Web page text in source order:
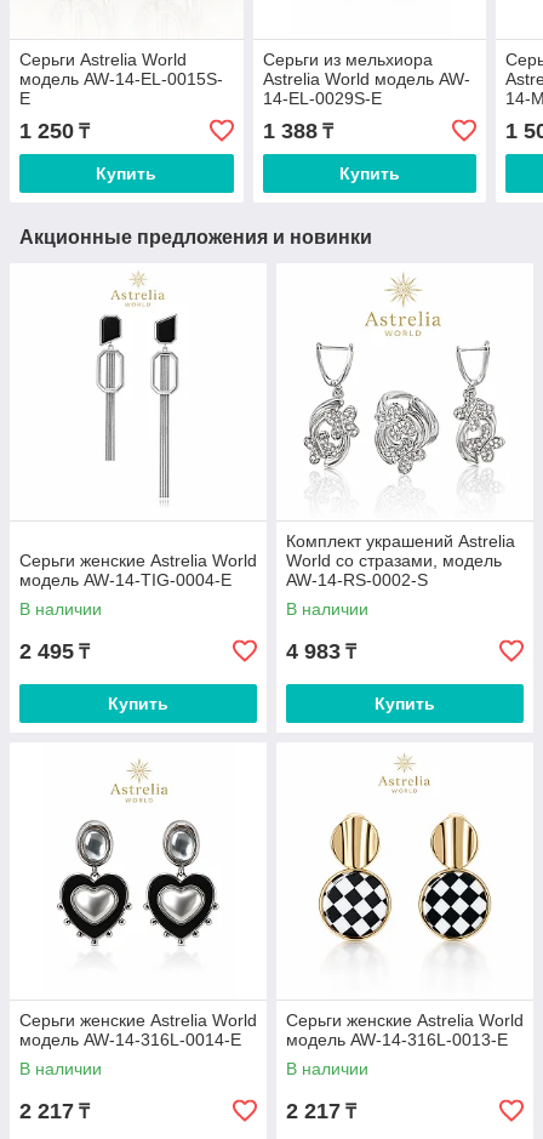
Серьги Astrelia World
модель AW-14-EL-0015S-
E
1 250 ₸
Купить
Серьги из мельхиора
Astrelia World модель AW-
14-EL-0029S-E
1 388₸
Купить
14-
1
Акционные предложения и новинки
Серьги женские Astrelia World
модель AW-14-TIG-0004-E
В наличии
2 495 ₸
Купить
Комплект украшений Astrelia
World со стразами, модель
AW-14-RS-0002-S
В наличии
4 983 ₸
Купить
Серьги женские Astrelia World
модель AW-14-316L-0014-E
В наличии
2 217 ₸
Серьги женские Astrelia World
модель AW-14-316L-0013-E
В наличии
2 217 ₸